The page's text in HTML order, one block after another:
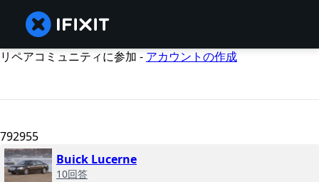
リペアコミュニティに参加 - アカウントの作成
792955
Buick Lucerne
10回答